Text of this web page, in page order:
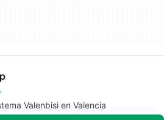
Valenbisi en Valencia